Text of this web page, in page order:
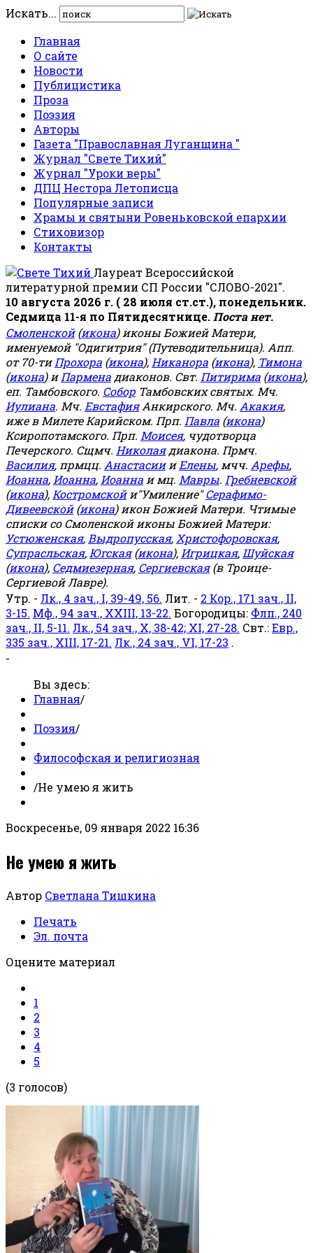
Искать...
Главная
О сайте
Новости
Публицистика
Проза
Поэзия
Авторы
Газета "Православная Луганщина "
Журнал "Свете Тихий"
Журнал "Уроки веры"
ДПЦ Нестора Летописца
Популярные записи
Храмы и святыни Ровеньковской епархии
Стиховизор
Контакты
Лауреат Всероссийской
литературной премии СП России "СЛОВО-2021".
10 августа 2026 г. ( 28 июля ст.ст.), понедельник.
Седмица 11-я по Пятидесятнице. Поста нет.
Смоленской(икона) иконы Божией Матери,
именуемой "Одигитрия" (Путеводительница). Апп.
от 70-тиПрохора (икона), Никанора (икона), Тимона
(икона) иПармена диаконов. Свт. Питирима (икона),
еп. Тамбовского. Собор Тамбовских святых. Мч.
Иулиана. Мч. ЕвстафияАнкирского. Мч. Акакия,
иже в Милете Карийском. Прп. Павла (икона)
Ксиропотамского. Прп. Моисея, чудотворца
Печерского. Сщмч. Николаядиакона. Прмч.
Василия, прмцц. АнастасиииЕлены, мчч. Арефы,
Иоанна, Иоанна, Иоанна и мц. Мавры. Гребневской
(икона), Костромскойи"Умиление"Серафимо-
Дивеевской(икона) икон Божией Матери. Чтимые
списки со Смоленской иконы Божией Матери:
Устюженская, Выдропусская, Христофоровская,
Супрасльская, Югская(икона), Игрицкая, Шуйская
(икона), Седмиезерная, Сергиевская(в Троице-
Сергиевой Лавре).
Утр. - Лк., 4 зач., I, 39-49, 56. Лит. - 2 Кор., 171 зач., II,
3-15. Мф., 94 зач., XXIII, 13-22. Богородицы: Флп., 240
зач., II, 5-11. Лк., 54 зач., X, 38-42; XI, 27-28. Свт.:Евр.,
335 зач., XIII, 17-21. Лк., 24 зач., VI, 17-23 .
-
Вы здесь:
Главная/
Поэзия/
Философская и религиозная
/Не умею я жить
Воскресенье, 09 января 2022 16:36
Не умею я жить
Автор Светлана Тишкина
Печать
Эл. почта
Оцените материал
1
2
3
4
5
(3 голосов)